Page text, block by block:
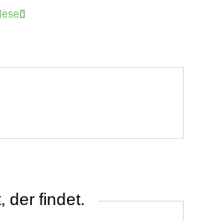
der findet.